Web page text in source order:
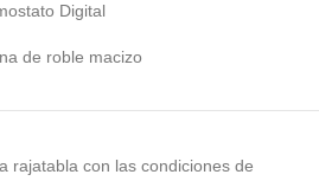
Digital
de roble macizo
rajatabla con las condiciones de